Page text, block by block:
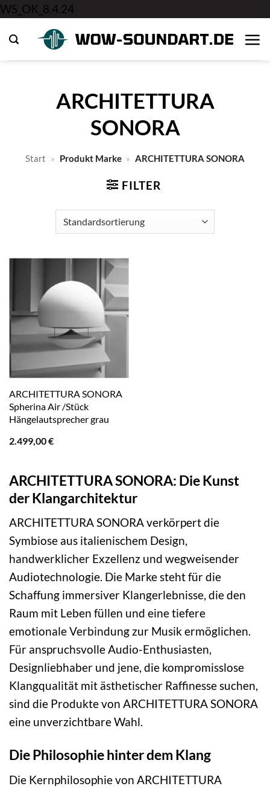
WS_OK_8.4.24
springen
ARCHITETTURA
SONORA
Start » Produkt Marke » ARCHITETTURA SONORA
FILTER
ARCHITETTURA SONORA
Spherina Air /Stück
Hängelautsprecher grau
2.499,00€
ARCHITETTURA SONORA: Die Kunst
der Klangarchitektur
ARCHITETTURA SONORA verkörpert die
Symbiose aus italienischem Design,
handwerklicher Exzellenz und wegweisender
Audiotechnologie. Die Marke steht für die
Schaffung immersiver Klangerlebnisse, die den
Raum mit Leben füllen und eine tiefere
emotionale Verbindung zur Musik ermöglichen.
Für anspruchsvolle Audio-Enthusiasten,
Designliebhaber und jene, die kompromisslose
Klangqualität mit ästhetischer Raffinesse suchen,
sind die Produkte von ARCHITETTURA SONORA
eine unverzichtbare Wahl.
Die Philosophie hinter dem Klang
Die Kernphilosophie von ARCHITETTURA